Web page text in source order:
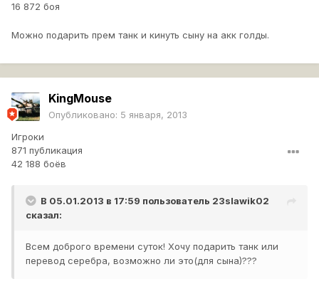
16 872 боя
Можно подарить прем танк и кинуть сыну на акк голды.
KingMouse
Опубликовано: 5 января, 2013
Игроки
871 публикация
42 188 боёв
В 05.01.2013 в 17:59 пользователь 23slawik02
сказал:
Всем доброго времени суток! Хочу подарить танк или
перевод серебра, возможно ли это(для сына)???